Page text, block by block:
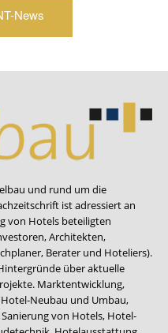
News
und rund um die
ist adressiert an
von Hotels beteiligten
Architekten,
Berater und Hoteliers).
über aktuelle
Marktentwicklung,
Neubau und Umbau,
von Hotels, Hotel-